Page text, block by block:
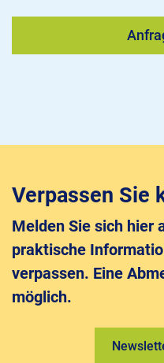
Verpassen Sie
Melden Sie sich hier
praktische
verpassen. Eine
möglich.